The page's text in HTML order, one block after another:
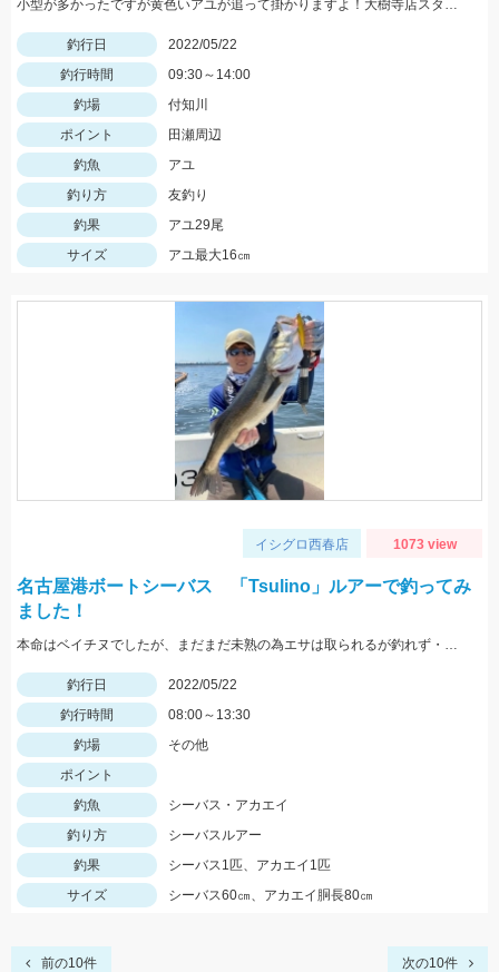
小型が多かったですが黄色いアユが追って掛かりますよ！大樹寺店スタッフ岩崎釣行
釣行日
2022/05/22
釣行時間
09:30～14:00
釣場
付知川
ポイント
田瀬周辺
釣魚
アユ
釣り方
友釣り
釣果
アユ29尾
サイズ
アユ最大16㎝
イシグロ西春店 1073 view
名古屋港ボートシーバス 「Tsulino」ルアーで釣ってみ
ました！
本命はベイチヌでしたが、まだまだ未熟の為エサは取られるが釣れず・・・
釣行日
2022/05/22
釣行時間
08:00～13:30
釣場
その他
ポイント
釣魚
シーバス・アカエイ
釣り方
シーバスルアー
釣果
シーバス1匹、アカエイ1匹
サイズ
シーバス60㎝、アカエイ胴長80㎝
前の10件 次の10件